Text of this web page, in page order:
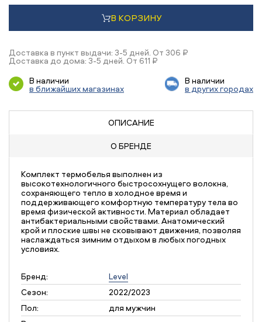
В КОРЗИНУ
Доставка в пункт выдачи: 3-5 дней. От 306 ₽
Доставка до дома: 3-5 дней. От 611 ₽
В наличии
в ближайших магазинах
В наличии
в других городах
ОПИСАНИЕ
О БРЕНДЕ
Комплект термобелья выполнен из
высокотехнологичного быстросохнущего волокна,
сохраняющего тепло в холодное время и
поддерживающего комфортную температуру тела во
время физической активности. Материал обладает
антибактериальными свойствами. Анатомический
крой и плоские швы не сковывают движения, позволяя
наслаждаться зимним отдыхом в любых погодных
условиях.
Бренд:
Level
Сезон:
2022/2023
Пол:
для мужчин